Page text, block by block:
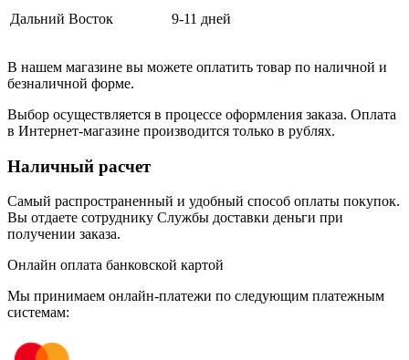
Дальний Восток 9-11 дней
В нашем магазине вы можете оплатить товар по наличной и
безналичной форме.
Выбор осуществляется в процессе оформления заказа. Оплата
в Интернет-магазине производится только в рублях.
Наличный расчет
Самый распространенный и удобный способ оплаты покупок.
Вы отдаете сотруднику Службы доставки деньги при
получении заказа.
Онлайн оплата банковской картой
Мы принимаем онлайн-платежи по cледующим платежным
системам: